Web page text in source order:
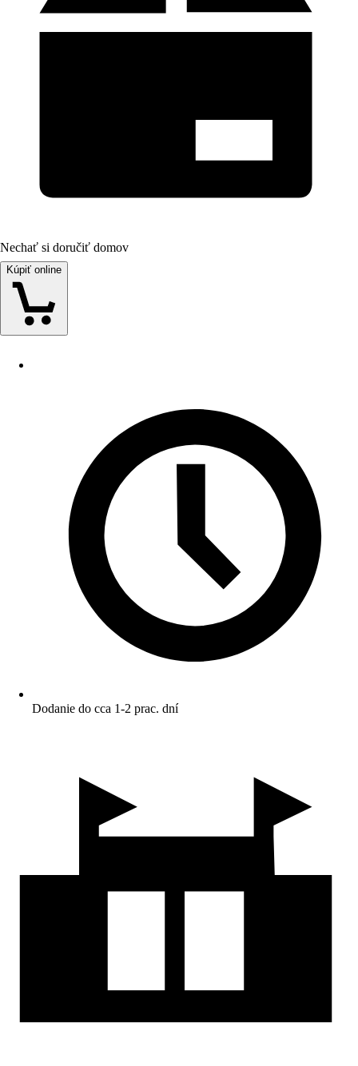
Nechať si doručiť domov
Kúpiť online
Dodanie do cca 1-2 prac. dní